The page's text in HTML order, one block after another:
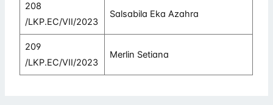
208
/LKP.EC/VII/2023
Salsabila Eka Azahra
209
/LKP.EC/VII/2023
Merlin Setiana